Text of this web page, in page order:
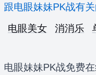
跟电眼妹妹PK战有
电眼美女
消消乐
电眼妹妹PK战免费